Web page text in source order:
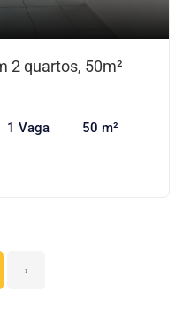
2 quartos, 50m²
1 Vaga 50 m²
›